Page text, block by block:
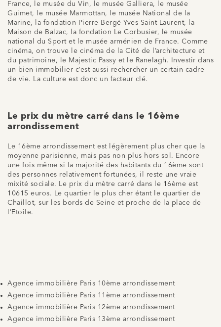
France, le musée du Vin, le musée Galliera, le musée
Guimet, le musée Marmottan, le musée National de la
Marine, la fondation Pierre Bergé Yves Saint Laurent, la
Maison de Balzac, la fondation Le Corbusier, le musée
national du Sport et le musée arménien de France. Comme
cinéma, on trouve le cinéma de la Cité de l’architecture et
du patrimoine, le Majestic Passy et le Ranelagh. Investir dans
un bien immobilier c’est aussi rechercher un certain cadre
de vie. La culture est donc un facteur clé.
Le prix du mètre carré dans le 16ème
arrondissement
Le 16ème arrondissement est légèrement plus cher que la
moyenne parisienne, mais pas non plus hors sol. Encore
une fois même si la majorité des habitants du 16ème sont
des personnes relativement fortunées, il reste une vraie
mixité sociale. Le prix du mètre carré dans le 16ème est
10615 euros. Le quartier le plus cher étant le quartier de
Chaillot, sur les bords de Seine et proche de la place de
l’Etoile.
Agence immobilière Paris 10ème arrondissement
Agence immobilière Paris 11ème arrondissement
Agence immobilière Paris 12ème arrondissement
Agence immobilière Paris 13ème arrondissement